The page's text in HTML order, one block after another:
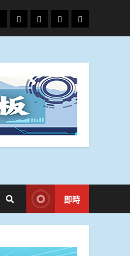
政
治
國
際
運
動
生
活
即時